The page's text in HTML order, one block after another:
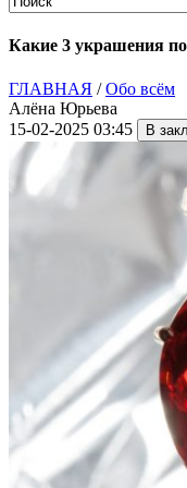
Какие 3 украшения
ГЛАВНАЯ /Обо всём
Алёна Юрьева
15-02-2025 03:45